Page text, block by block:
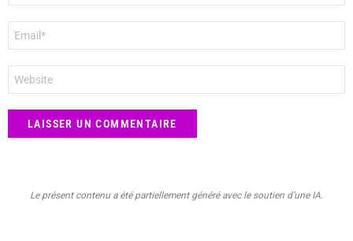
mail
*
web
Le présent contenu a été partiellement généré avec le soutien d’une IA.